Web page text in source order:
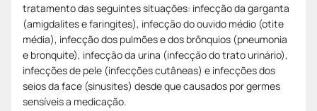
tratamento das seguintes situações: infecção da garganta
(amigdalites e faringites), infecção do ouvido médio (otite
média), infecção dos pulmões e dos brônquios (pneumonia
e bronquite), infecção da urina (infecção do trato urinário),
infecções de pele (infecções cutâneas) e infecções dos
seios da face (sinusites) desde que causados por germes
sensíveis a medicação.